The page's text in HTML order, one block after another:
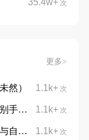
35.4w+ 次
更多>
1.1k+ 次
然）
1.1k+ 次
乱）
1.1k+ 次
）